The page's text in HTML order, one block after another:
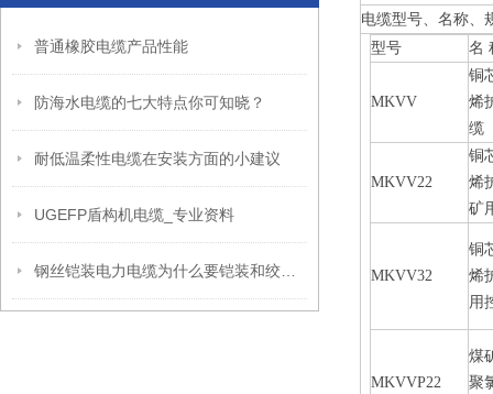
普通橡胶电缆产品性能
防海水电缆的七大特点你可知晓？
耐低温柔性电缆在安装方面的小建议
UGEFP盾构机电缆_专业资料
电缆型号、名称、
型号
名
MKVV
铜
烯
缆
MKVV22
铜
烯
矿
MKVV32
铜
烯
用
MKVVP22
煤
聚